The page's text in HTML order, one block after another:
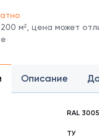
м², цена может
Описание
RAL
ТУ